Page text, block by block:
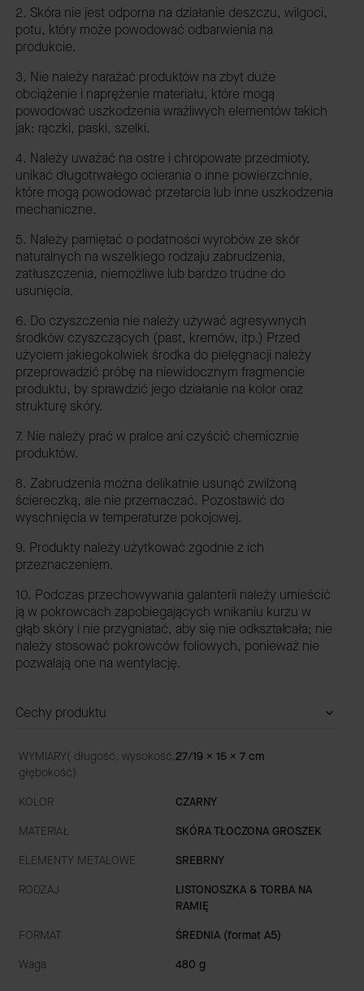
2. Skóra nie jest odporna na działanie deszczu, wilgoci,
potu, który może powodować odbarwienia na
produkcie.
3. Nie należy narażać produktów na zbyt duże
obciążenie i naprężenie materiału, które mogą
powodować uszkodzenia wrażliwych elementów takich
jak: rączki, paski, szelki.
4. Należy uważać na ostre i chropowate przedmioty,
unikać długotrwałego ocierania o inne powierzchnie,
które mogą powodować przetarcia lub inne uszkodzenia
mechaniczne.
5. Należy pamiętać o podatności wyrobów ze skór
naturalnych na wszelkiego rodzaju zabrudzenia,
zatłuszczenia, niemożliwe lub bardzo trudne do
usunięcia.
6. Do czyszczenia nie należy używać agresywnych
środków czyszczących (past, kremów, itp.) Przed
użyciem jakiegokolwiek środka do pielęgnacji należy
przeprowadzić próbę na niewidocznym fragmencie
produktu, by sprawdzić jego działanie na kolor oraz
strukturę skóry.
7. Nie należy prać w pralce ani czyścić chemicznie
produktów.
8. Zabrudzenia można delikatnie usunąć zwilżoną
ściereczką, ale nie przemaczać. Pozostawić do
wyschnięcia w temperaturze pokojowej.
9. Produkty należy użytkować zgodnie z ich
przeznaczeniem.
10. Podczas przechowywania galanterii należy umieścić
ją w pokrowcach zapobiegających wnikaniu kurzu w
głąb skóry i nie przygniatać, aby się nie odkształcała; nie
należy stosować pokrowców foliowych, ponieważ nie
pozwalają one na wentylację.
Cechy produktu
WYMIARY( długość, wysokość,
głębokość)
27/19 x 15 x 7 cm
KOLOR
CZARNY
MATERIAŁ
SKÓRA TŁOCZONA GROSZEK
ELEMENTY METALOWE
SREBRNY
RODZAJ
LISTONOSZKA & TORBA NA
RAMIĘ
FORMAT
ŚREDNIA (format A5)
Waga
480 g